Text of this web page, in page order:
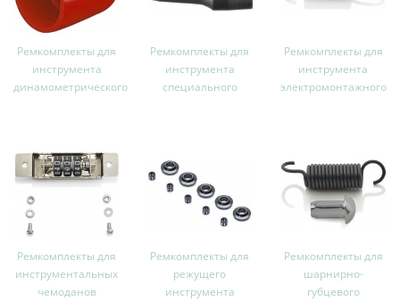
Ремкомплекты для
инструмента
динамометрического
Ремкомплекты для
инструмента
специального
Ремкомплекты для
инструмента
электромонтажного
Ремкомплекты для
инструментальных
чемоданов
Ремкомплекты для
режущего
инструмента
Ремкомплекты для
шарнирно-
губцевого